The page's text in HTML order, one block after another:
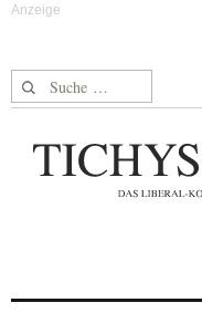
Suche nach: